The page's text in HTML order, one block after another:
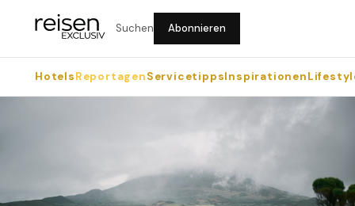
Suchen Abonnieren
HotelsReportagenServicetippsInspirationen